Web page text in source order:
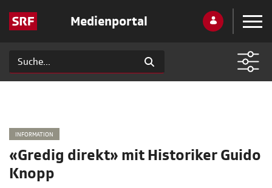
Medienportal
INFORMATION
«Gredig direkt» mit Historiker Guido
Knopp